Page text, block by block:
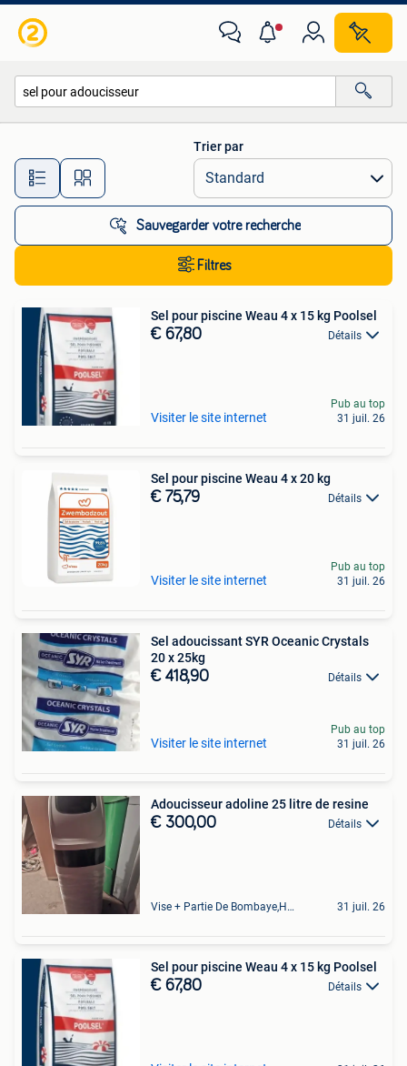
Toutes les distances…
Trier par
Sauvegarder votre recherche
Filtres
Sel pour piscine Weau 4 x 15 kg Poolsel
€ 67,80 Détails
Visiter le site internet
Pub au top
31 juil. 26
Sel pour piscine Weau 4 x 20 kg
€ 75,79 Détails
Visiter le site internet
Pub au top
31 juil. 26
Sel adoucissant SYR Oceanic Crystals
20 x 25kg
€ 418,90 Détails
Visiter le site internet
Pub au top
31 juil. 26
Adoucisseur adoline 25 litre de resine
€ 300,00 Détails
Vise + Partie De Bombaye,Hac- Court, Hermalle-Ss-Argenteau 31 juil. 26
Sel pour piscine Weau 4 x 15 kg Poolsel
€ 67,80 Détails